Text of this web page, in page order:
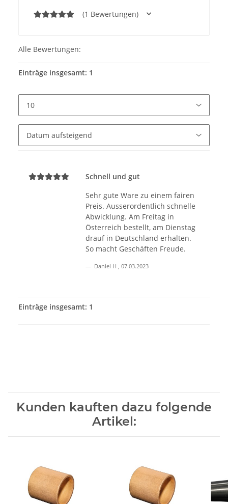
(1 Bewertungen)
Alle Bewertungen:
Einträge insgesamt: 1
Schnell und gut
Sehr gute Ware zu einem fairen
Preis. Ausserordentlich schnelle
Abwicklung. Am Freitag in
Österreich bestellt, am Dienstag
drauf in Deutschland erhalten.
So macht Geschäften Freude.
Daniel H 07.03.2023
Einträge insgesamt: 1
Kunden kauften dazu folgende
Artikel: